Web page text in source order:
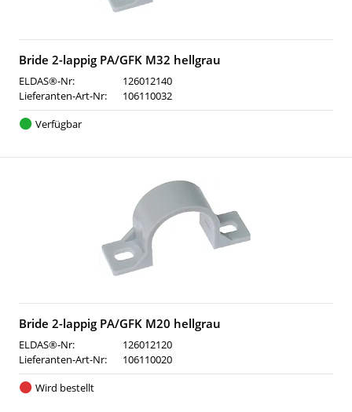
Bride 2-lappig PA/GFK M32 hellgrau
ELDAS®-Nr:
126012140
Lieferanten-Art-Nr:
106110032
Verfügbar
Bride 2-lappig PA/GFK M20 hellgrau
ELDAS®-Nr:
126012120
Lieferanten-Art-Nr:
106110020
Wird bestellt